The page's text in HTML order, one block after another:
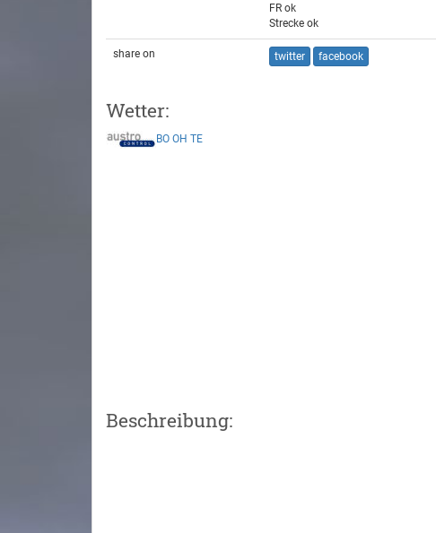
FR ok
Strecke ok
share on twitter facebook
Wetter:
BO OH TE
Beschreibung: